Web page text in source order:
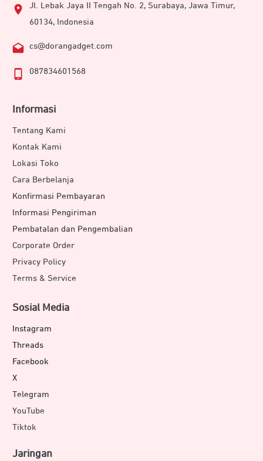
Jl. Lebak Jaya II Tengah No. 2, Surabaya, Jawa Timur,
60134, Indonesia
cs@dorangadget.com
087834601568
Informasi
Tentang Kami
Kontak Kami
Lokasi Toko
Cara Berbelanja
Konfirmasi Pembayaran
Informasi Pengiriman
Pembatalan dan Pengembalian
Corporate Order
Privacy Policy
Terms & Service
Sosial Media
Instagram
Threads
Facebook
X
Telegram
YouTube
Tiktok
Jaringan